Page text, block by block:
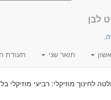
תואר שני תעודת
לחינוך מוזיקלי: רביעי מוזיקלי